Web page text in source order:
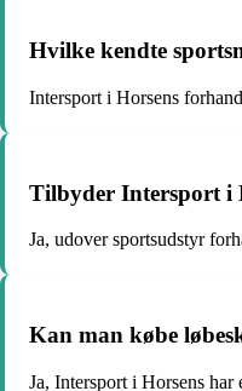
Hvilke kendte
Intersport i Horsens
Tilbyder Intersport i
Ja, udover sportsudstyr
Kan man købe
Ja, Intersport i Horsens